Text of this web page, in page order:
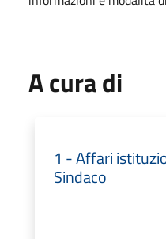
A cura di
1 - Affari
Sindaco